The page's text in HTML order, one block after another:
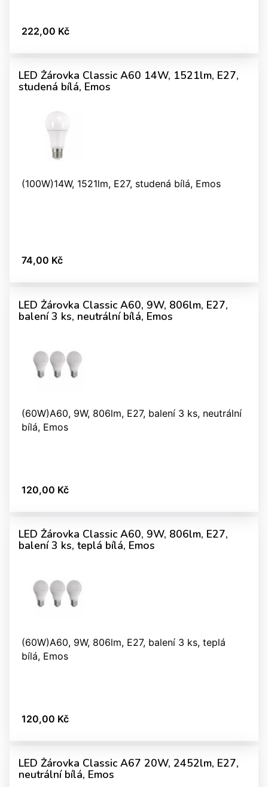
222,00 Kč
LED Žárovka Classic A60 14W, 1521lm, E27,
studená bílá, Emos
(100W)14W, 1521lm, E27, studená bílá, Emos
74,00 Kč
LED Žárovka Classic A60, 9W, 806lm, E27,
balení 3 ks, neutrální bílá, Emos
(60W)A60, 9W, 806lm, E27, balení 3 ks, neutrální
bílá, Emos
120,00 Kč
LED Žárovka Classic A60, 9W, 806lm, E27,
balení 3 ks, teplá bílá, Emos
(60W)A60, 9W, 806lm, E27, balení 3 ks, teplá
bílá, Emos
120,00 Kč
LED Žárovka Classic A67 20W, 2452lm, E27,
neutrální bílá, Emos